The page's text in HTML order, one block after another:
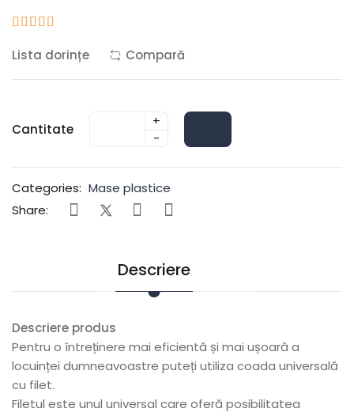
Lista dorințe Compară
Cantitate
+
-
Categories: Mase plastice
Share:
Descriere
Descriere produs
Pentru o întreținere mai eficientă și mai ușoară a
locuinței dumneavoastre puteți utiliza coada universală
cu filet.
Filetul este unul universal care oferă posibilitatea